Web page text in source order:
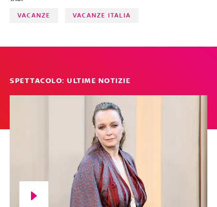
VACANZE VACANZE ITALIA
SPETTACOLO: ULTIME NOTIZIE